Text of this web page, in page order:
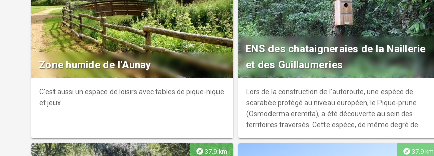
longerez un petit vignoble avec ses maisons de vignes
ainsi qu’un verger conservatoire et, pour plaire aux tout
petits, un petit parc animalier.
Zone humide de l'Aunay
C'est aussi un espace de loisirs avec tables de pique-nique
et jeux.
ENS des chataigneraies de la Naillerie
et des Guillaumeries
Lors de la construction de l'autoroute, une espèce de
scarabée protégé au niveau européen, le Pique-prune
(Osmoderma eremita), a été découverte au sein des
territoires traversés. Cette espèce, de même degré de
d'un bocage constitué de vieux arbres. Ce type de milieu
explore 37.9 km explore 37.9 km